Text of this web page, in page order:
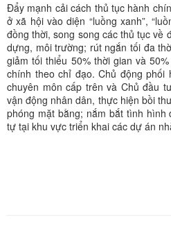
Đẩy mạnh cải cách thủ tục hành
ở xã hội vào diện “luồng xanh”,
đồng thời, song song các thủ tục về
dựng, môi trường; rút ngắn tối đa
giảm tối thiểu 50% thời gian và
chính theo chỉ đạo. Chủ động phối
chuyên môn cấp trên và Chủ đầu
vận động nhân dân, thực hiện bồi
phóng mặt bằng; nắm bắt tình
tự tại khu vực triển khai các dự án